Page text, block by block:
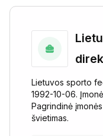
Lietuvos sporto
1992-10-06.
Pagrindinė
švietimas.